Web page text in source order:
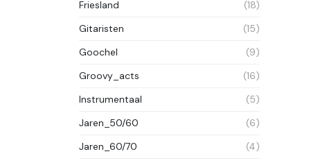
Friesland
(18)
Gitaristen
(15)
Goochel
(9)
Groovy_acts
(16)
Instrumentaal
(5)
Jaren_50/60
(6)
Jaren_60/70
(4)